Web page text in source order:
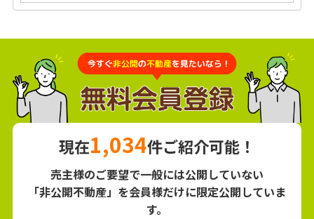
現在1,034件ご紹介可能！
売主様のご要望で一般には公開していない
「非公開不動産」を会員様だけに限定公開していま
す。